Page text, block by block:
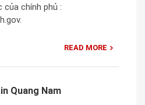
của chính phủ :
READ MORE
Quang Nam